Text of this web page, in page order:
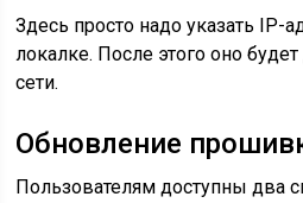
Здесь просто надо указать IP-
локалке. После этого оно
сети.
Обновление
Пользователям доступны два